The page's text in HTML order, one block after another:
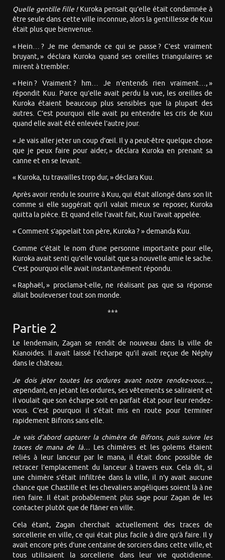
Quelle gentille fille ! Kuroka pensait qu’elle était condamnée à
être seule dans cette ville inconnue, alors la gentillesse de Kuu
était plus que bienvenue.
« Hein… ? Je me demande ce qui se passe ? C’est vraiment
bruyant, » déclara Kuroka quand ses oreilles triangulaires se
mirent à trembler.
« Hein ? Vraiment ? hm… Je n’entends rien vraiment…, »
répondit Kuu. Parce qu’elle avait perdu la vue, les oreilles de
Kuroka étaient beaucoup plus sensibles que la plupart des
autres. C’est pourquoi elle avait pu entendre les cris de Kuu
quand elle avait été enlevée l’autre jour.
« Je vais aller jeter un coup d’œil. Il y a peut-être quelque chose
que je peux faire pour aider, » déclara Kuroka en prenant sa
canne et en se levant.
« Kuroka, tu travailles trop dur, » déclara Kuu.
Après avoir rendu le sourire à Kuu, qui était allongé dans son lit
comme si elle suggérait qu’il valait mieux se reposer, Kuroka
quitta la pièce. Et quand elle l’avait fait, Kuu l’avait appelée.
« Comment s’appelait ton père, Kuroka ? » demanda Kuu.
Comme c’était le nom d’une personne importante pour elle,
Kuroka avait senti qu’elle voulait que sa nouvelle amie le sache.
C’est pourquoi elle avait instantanément répondu.
« Raphaël, » proclama-t-elle, ne réalisant pas que sa réponse
allait bouleverser tout son monde.
***
Partie 2
Le lendemain, Zagan se rendit de nouveau dans la ville de
Kianoides. Il avait laissé l’écharpe qu’il avait reçue de Néphy
dans le château.
Je dois jeter toutes les ordures avant notre rendez-vous…,
cependant, en jetant les ordures, ses vêtements se saliraient et
il voulait que son écharpe soit en parfait état pour leur rendez-
vous. C’est pourquoi il s’était mis en route pour terminer
rapidement Bifrons sans elle.
Je vais d’abord capturer la chimère de Bifrons, puis suivre les
traces de mana de là… Les chimères et les golems étaient
reliés à leur lanceur par le mana, il était donc possible de
retracer l’emplacement du lanceur à travers eux. Cela dit, si
une chimère s’était infiltrée dans la ville, il n’y avait aucune
chance que Chastille et les chevaliers angéliques soient là à ne
rien faire. Il était probablement plus sage pour Zagan de les
contacter plutôt que de flâner en ville.
Cela étant, Zagan cherchait actuellement des traces de
sorcellerie en ville, ce qui était plus facile à dire qu’à faire. Il y
avait encore près d’une centaine de sorciers dans cette ville, et
tous utilisaient la sorcellerie dans leur vie quotidienne.